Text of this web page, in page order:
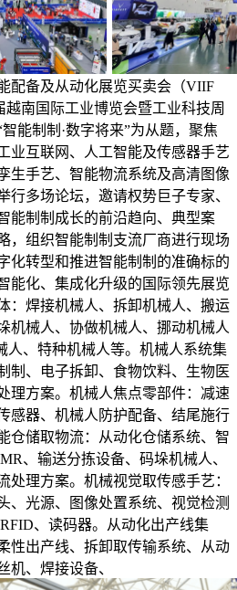
配备及从动化展览买卖会（VIIF
越南国际工业博览会暨工业科技周
能制制·数字将来”为从题，聚焦
业互联网、人工智能及传感器手艺
生手艺、智能物流系统及高清图像
行多场论坛，邀请权势巨子专家、
能制制成长的前沿趋向、典型案
，组织智能制制支流厂商进行现场
化转型和推进智能制制的准确标的
能化、集成化升级的国际领先展览
：焊接机械人、拆卸机械人、搬运
机械人、协做机械人、挪动机械人
人、特种机械人等。机械人系统集
制、电子拆卸、食物饮料、生物医
理方案。机械人焦点零部件：减速
感器、机械人防护配备、结尾施行
仓储取物流：从动化仓储系统、智
、输送分拣设备、码垛机械人、
处理方案。机械视觉取传感手艺：
、光源、图像处置系统、视觉检测
、读码器。从动化出产线集
性出产线、拆卸取传输系统、从动
机、焊接设备、